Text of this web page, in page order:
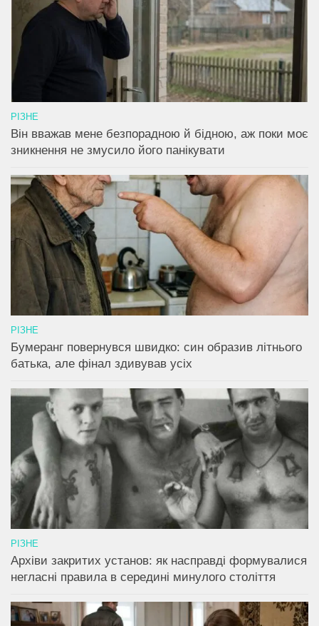
РІЗНЕ
Він вважав мене безпорадною й бідною, аж поки моє
зникнення не змусило його панікувати
РІЗНЕ
Бумеранг повернувся швидко: син образив літнього
батька, але фінал здивував усіх
РІЗНЕ
Архіви закритих установ: як насправді формувалися
негласні правила в середині минулого століття